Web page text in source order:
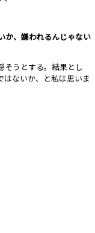
か、嫌われるんじゃない
そうとする。結果とし
はないか、と私は思いま